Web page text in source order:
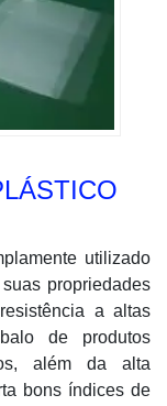
utilizado
propriedades
a altas
de produtos
além da alta
bons índices de